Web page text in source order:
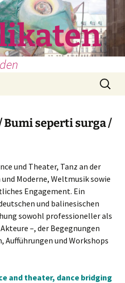
Suchen
nach:
Bumi seperti surga /
und Theater, Tanz an der
Moderne, Weltmusik sowie
Engagement. Ein
und balinesischen
sowohl professioneller als
–, der Begegnungen
Aufführungen und Workshops
and theater, dance bridging